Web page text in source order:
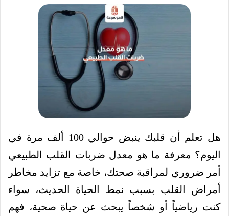
هل تعلم أن قلبك ينبض حوالي 100 ألف مرة في
اليوم؟ معرفة ما هو معدل ضربات القلب الطبيعي
أمر ضروري لمراقبة صحتك، خاصة مع تزايد مخاطر
أمراض القلب بسبب نمط الحياة الحديث، سواء
كنت رياضياً أو شخصاً يبحث عن حياة صحية، فهم